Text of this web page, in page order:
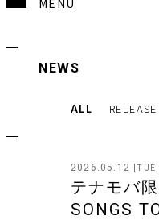
NEWS
ALL RELEASE
2026.05.12 [TUE]
テナモバ
SONGS